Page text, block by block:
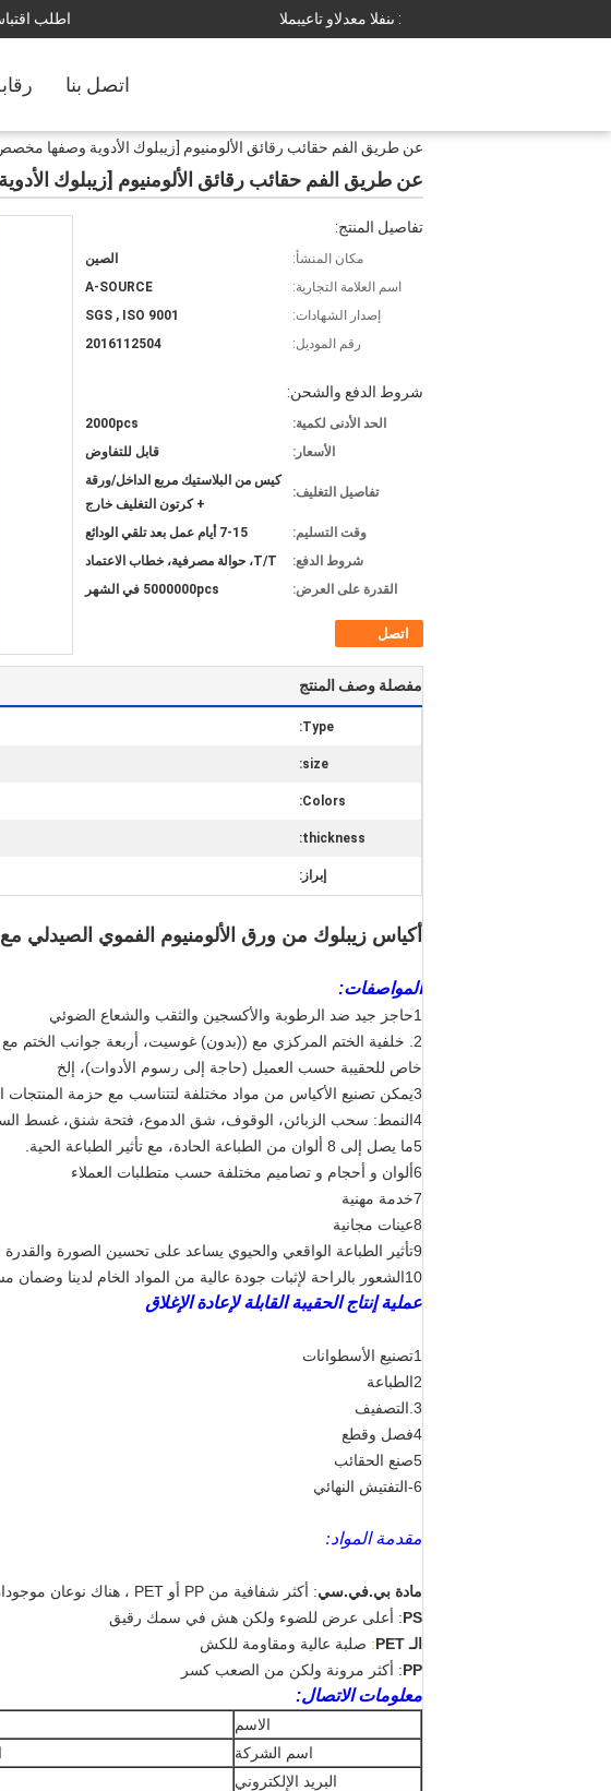
المبيعات والدعم الفنى : اطلب
اتصل بنا
عن طريق الفم حقائب رقائق الألومنيوم [زيبلوك الأدوية وصفها مخصص
عن طريق الفم حقائب رقائق الألومنيوم [زيبلوك
تفاصيل المنتج:
مكان المنشأ:
الصين
اسم العلامة التجارية:
A-SOURCE
إصدار الشهادات:
SGS , ISO 9001
رقم الموديل:
2016112504
شروط الدفع والشحن:
الحد الأدنى لكمية:
2000pcs
الأسعار:
قابل للتفاوض
تفاصيل التغليف:
كيس من البلاستيك مربع الداخل/ورقة
+ كرتون التغليف خارج
وقت التسليم:
7-15 أيام عمل بعد تلقي الودائع
شروط الدفع:
T/T، حوالة مصرفية، خطاب الاعتماد
القدرة على العرض:
5000000pcs في الشهر
اتصل
مفصلة وصف المنتج
Type:
size:
Colors:
thickness:
إبراز:
أكياس زيبلوك من ورق الألومنيوم الفموي
المواصفات:
1حاجز جيد ضد الرطوبة والأكسجين والثقب والشعاع الضوئي
2. خلفية الختم المركزي مع ((بدون) غوسيت، أربعة جوانب
خاص للحقيبة حسب العميل (حاجة إلى رسوم الأدوات)، إلخ
3يمكن تصنيع الأكياس من مواد مختلفة لتتناسب مع حزمة المنتجات المختلفة: مواد BOPP/CPP/NY/PET/PA/AL/PE/LDPE المطلية؛ مواد درجة الغذاء
4النمط: سحب الزبائن، الوقوف، شق الدموع، فتحة شنق، غسط السفلي، غسط الجانبي، خلفية مغلقة الخ
5ما يصل إلى 8 ألوان من الطباعة الحادة، مع تأثير الطباعة الحية.
6ألوان و أحجام و تصاميم مختلفة حسب متطلبات العملاء
7خدمة مهنية
8عينات مجانية
9تأثير الطباعة الواقعي والحيوي يساعد على تحسين الصورة والقدرة التنافسية لمنتجاتك
10الشعور بالراحة لإثبات جودة عالية من المواد الخام لدينا وضمان مستقر عالية وميزة من العبوة
عملية إنتاج الحقيبة القابلة لإعادة الإغلاق
1تصنيع الأسطوانات
2الطباعة
3.التصفيف
4فصل وقطع
5صنع الحقائب
6-التفتيش النهائي
مقدمة المواد:
مادة بي.في.سي: أكثر شفافية من PP أو PET ، هناك نوعان موجودان: ناعم وصلب
PS: أعلى عرض للضوء ولكن هش في سمك رقيق
الـ PET
: صلبة عالية ومقاومة للكش
PP: أكثر مرونة ولكن من الصعب كسر
معلومات الاتصال:
الاسم
اسم الشركة
البريد الإلكتروني